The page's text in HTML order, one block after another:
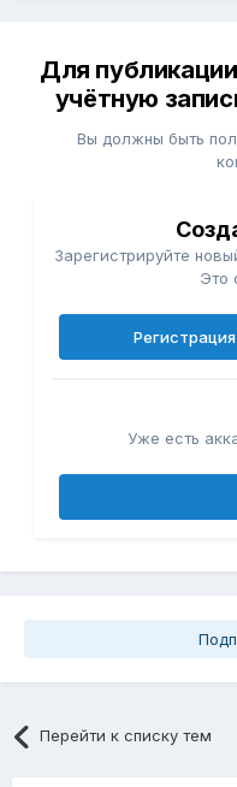
Для
учётную
Вы должны быть
Зарегистрируйте
Это
Уже есть
Перейти к списку тем